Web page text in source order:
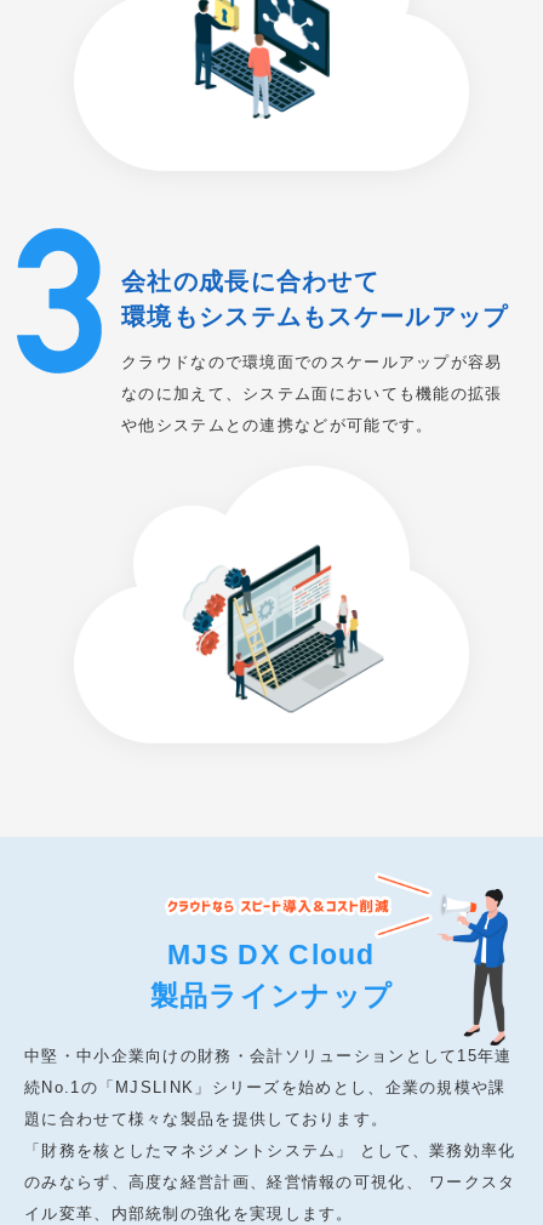
会社の成長に合わせて
環境もシステムもスケールアップ
クラウドなので環境面でのスケールアップが容易
なのに加えて、システム面においても機能の拡張
や他システムとの連携などが可能です。
MJS DX Cloud
製品ラインナップ
中堅・中小企業向けの財務・会計ソリューションとして15年連
続No.1の「MJSLINK」シリーズを始めとし、企業の規模や課
題に合わせて様々な製品を提供しております。
「財務を核としたマネジメントシステム」 として、業務効率化
のみならず、高度な経営計画、経営情報の可視化、 ワークスタ
イル変革、内部統制の強化を実現します。